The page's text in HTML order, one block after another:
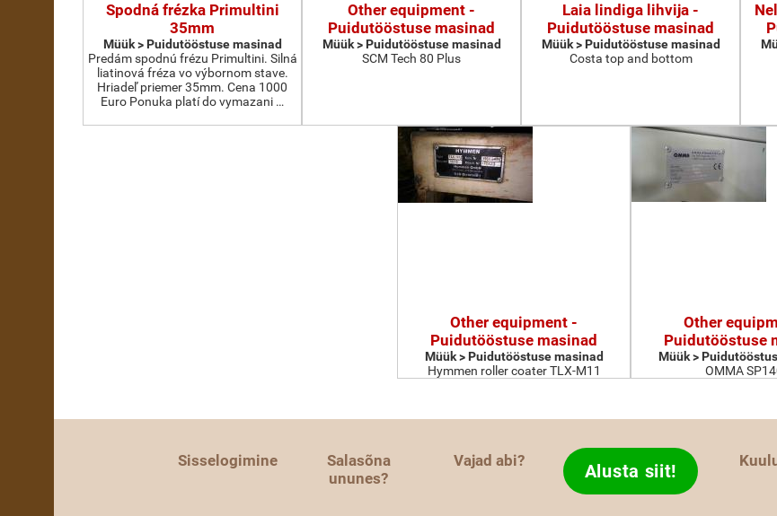
Spodná frézka Primultini
35mm
Müük > Puidutööstuse masinad
Predám spodnú frézu Primultini. Silná
liatinová fréza vo výbornom stave.
Hriadeľ priemer 35mm. Cena 1000
Euro Ponuka platí do vymazani …
Other equipment -
Puidutööstuse masinad
Müük > Puidutööstuse masinad
SCM Tech 80 Plus
Laia lindiga lihvija -
Puidutööstuse masinad
Müük > Puidutööstuse masinad
Costa top and bottom
Other equipment -
Puidutööstuse masinad
Müük > Puidutööstuse masinad
Hymmen roller coater TLX-M11
Other
Puidutööstuse
Müük >
OMMA
Sisselogimine
Salasõna
ununes?
Vajad abi? Alusta siit!